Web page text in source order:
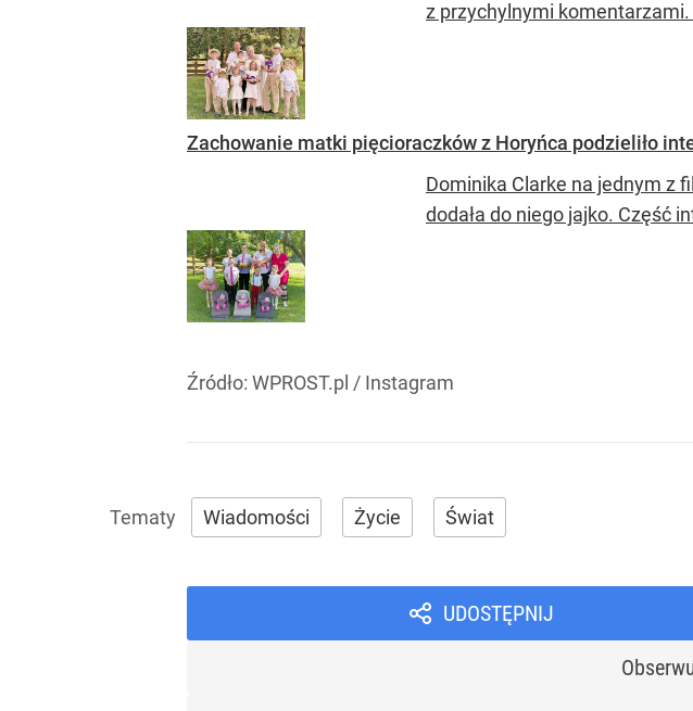
z przychylnymi komentarzami.
Zachowanie matki pięcioraczków z Horyńca podzieliło
Dominika Clarke na jednym z
dodała do niego jajko. Część
Źródło: WPROST.pl / Instagram
Wiadomości Życie Świat
UDOSTĘPNIJ